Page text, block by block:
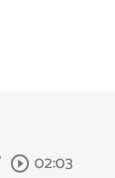
play_circle_outline 02:03